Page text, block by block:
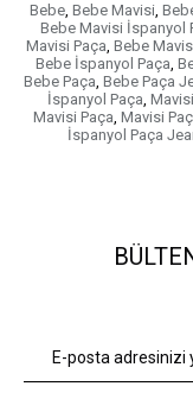
Bebe, Bebe Mavisi,
Bebe Mavisi İspanyol
Mavisi Paça, Bebe
Bebe İspanyol Paça,
Bebe Paça, Bebe Paça
İspanyol Paça,
Mavisi Paça, Mavisi
İspanyol Paça